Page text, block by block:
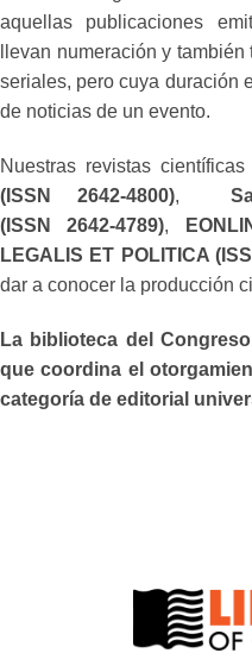
aquellas publicaciones
llevan numeración y
seriales, pero cuya duración
de noticias de un evento.
Nuestras revistas
(ISSN 2642-4800),
(ISSN 2642-4789),
LEGALIS ET POLITICA
dar a conocer la producción
La biblioteca del
que coordina el
categoría de editorial